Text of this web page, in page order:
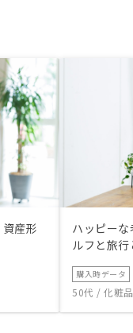
産形
ハッピー
ルフと旅
購入時データ
50代 / 化粧